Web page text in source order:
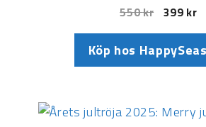
550kr 399 kr
Köp hos